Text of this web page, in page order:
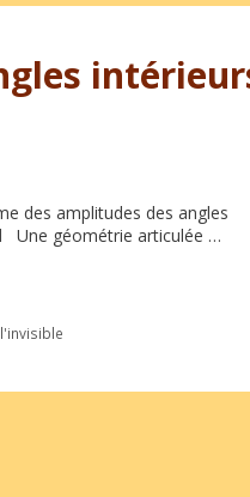
des amplitudes des angles
Une géométrie articulée …